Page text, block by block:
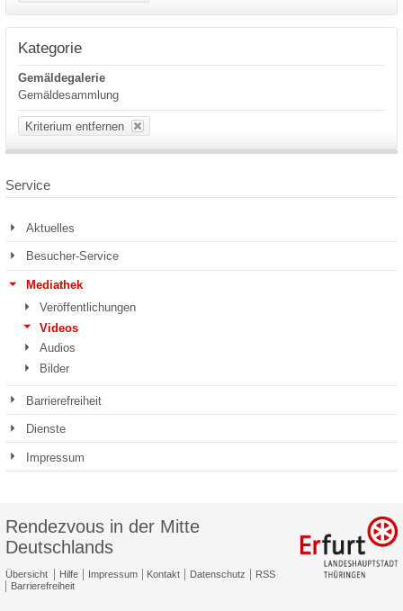
Kategorie
Gemäldegalerie
Gemäldesammlung
Kriterium entfernen
Service
Aktuelles
Besucher-Service
Mediathek
Veröffentlichungen
Videos
Audios
Bilder
Barrierefreiheit
Dienste
Impressum
Rendezvous in der Mitte
Deutschlands
Übersicht Hilfe Impressum Kontakt Datenschutz
RSS
Barrierefreiheit